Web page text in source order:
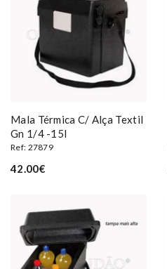
Mala Térmica C/ Alça Textil
Gn 1/4 -15l
Ref: 27879
42.00€